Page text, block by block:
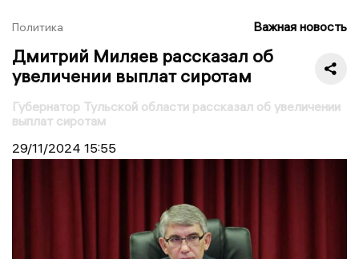
Политика Важная новость
Дмитрий Миляев рассказал об
увеличении выплат сиротам
Губернатор Тульской области рассказал об увеличении
выплат сиротам
29/11/2024 15:55